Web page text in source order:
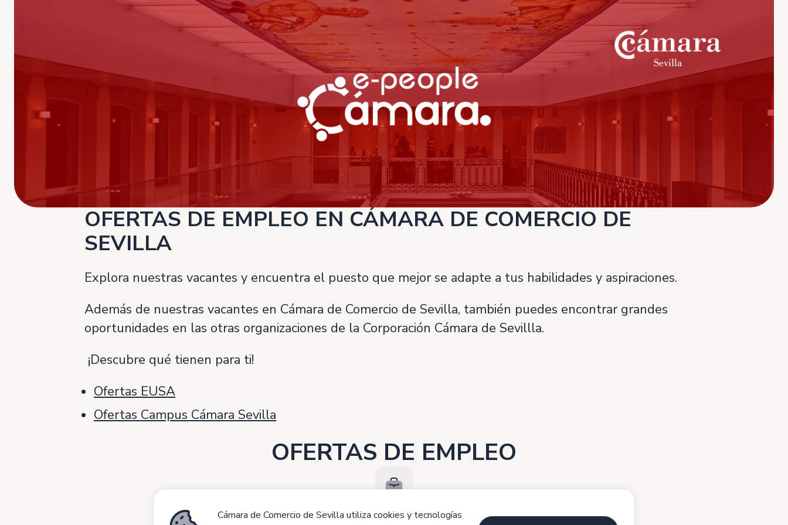
OFERTAS DE EMPLEO EN CÁMARA DE COMERCIO DE
SEVILLA
Explora nuestras vacantes y encuentra el puesto que mejor se adapte a tus habilidades y aspiraciones.
Además de nuestras vacantes en Cámara de Comercio de Sevilla, también puedes encontrar grandes
oportunidades en las otras organizaciones de la Corporación Cámara de Sevillla.
¡Descubre qué tienen para ti!
Ofertas EUSA
Ofertas Campus Cámara Sevilla
OFERTAS DE EMPLEO
En estos momentos no tenemos vacantes disponibles.
Cámara de Comercio de Sevilla utiliza cookies y tecnologías